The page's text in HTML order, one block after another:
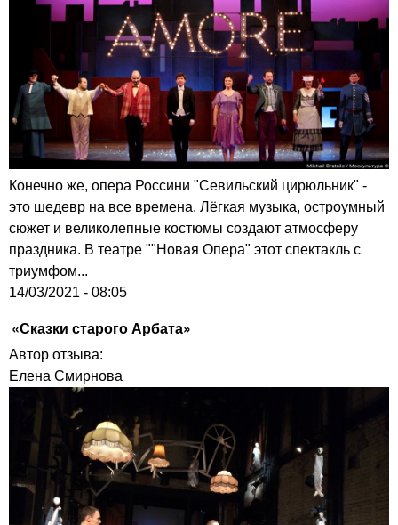
Конечно же, опера Россини "Севильский цирюльник" -
это шедевр на все времена. Лёгкая музыка, остроумный
сюжет и великолепные костюмы создают атмосферу
праздника. В театре ""Новая Опера" этот спектакль с
триумфом...
14/03/2021 - 08:05
«Сказки старого Арбата»
Автор отзыва:
Елена Смирнова